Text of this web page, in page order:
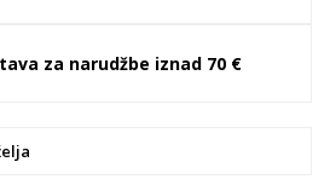
za narudžbe iznad 70 €